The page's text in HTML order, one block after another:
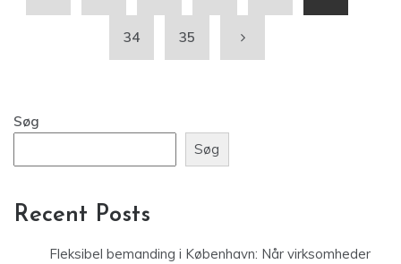
Recent Posts
Massagestol til hjemmet og til arbejdet – komfort i
hverdagen
Smerter i lænden? Sådan kan massage og osteopati i